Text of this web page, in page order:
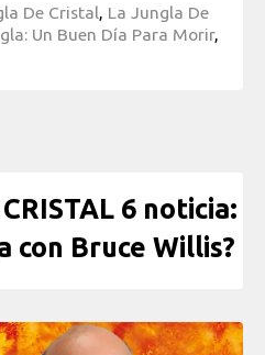
De Cristal, La Jungla De
Un Buen Día Para Morir,
6 noticia:
con Bruce Willis?